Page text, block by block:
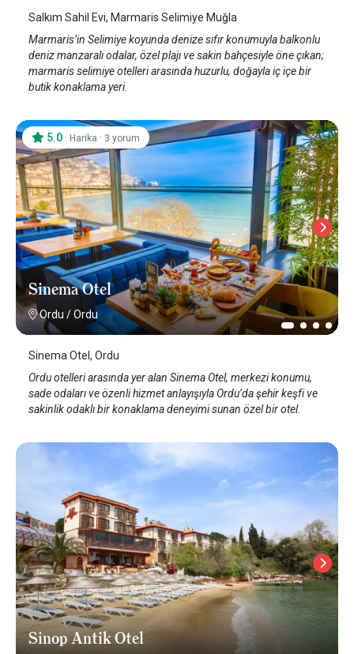
Salkım Sahil Evi, Marmaris Selimiye Muğla
Marmaris’in Selimiye koyunda denize sıfır konumuyla balkonlu
deniz manzaralı odalar, özel plajı ve sakin bahçesiyle öne çıkan;
marmaris selimiye otelleri arasında huzurlu, doğayla iç içe bir
butik konaklama yeri.
Sinema Otel
Ordu /Ordu
5.0 · Harika · 3 yorum
Sinema Otel, Ordu
Ordu otelleri arasında yer alan Sinema Otel, merkezi konumu,
sade odaları ve özenli hizmet anlayışıyla Ordu’da şehir keşfi ve
sakinlik odaklı bir konaklama deneyimi sunan özel bir otel.
Sinop Antik Otel